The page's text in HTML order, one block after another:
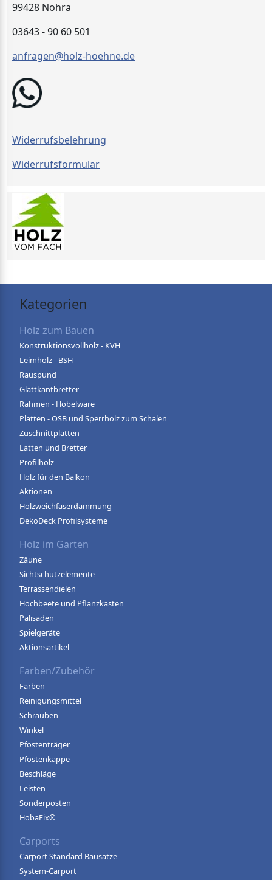
99428 Nohra
03643 - 90 60 501
anfragen@holz-hoehne.de
Widerrufsbelehrung
Widerrufsformular
Kategorien
Holz zum Bauen
Konstruktionsvollholz - KVH
Leimholz - BSH
Rauspund
Glattkantbretter
Rahmen - Hobelware
Platten - OSB und Sperrholz zum Schalen
Zuschnittplatten
Latten und Bretter
Profilholz
Holz für den Balkon
Aktionen
Holzweichfaserdämmung
DekoDeck Profilsysteme
Holz im Garten
Zäune
Sichtschutzelemente
Terrassendielen
Hochbeete und Pflanzkästen
Palisaden
Spielgeräte
Aktionsartikel
Farben/Zubehör
Farben
Reinigungsmittel
Schrauben
Winkel
Pfostenträger
Pfostenkappe
Beschläge
Leisten
Sonderposten
HobaFix®
Carports
Carport Standard Bausätze
System-Carport